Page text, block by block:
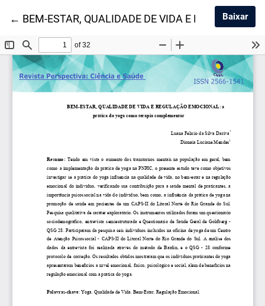
← Voltar aos Detalhes do Artigo
BEM-ESTAR, QUALIDADE DE VIDA E REGULAÇÃO
Baixar